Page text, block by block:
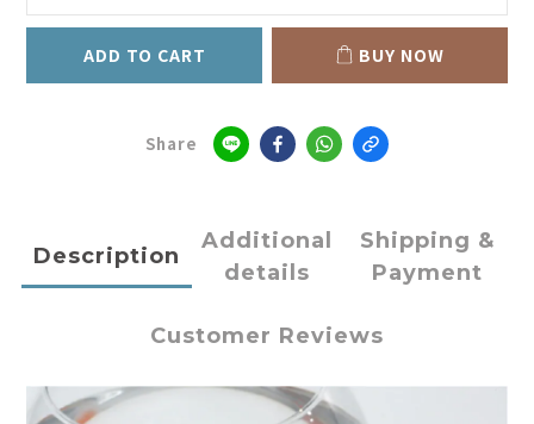
ADD TO CART BUY NOW
Share
Description
Additional
details
Shipping &
Payment
Customer Reviews